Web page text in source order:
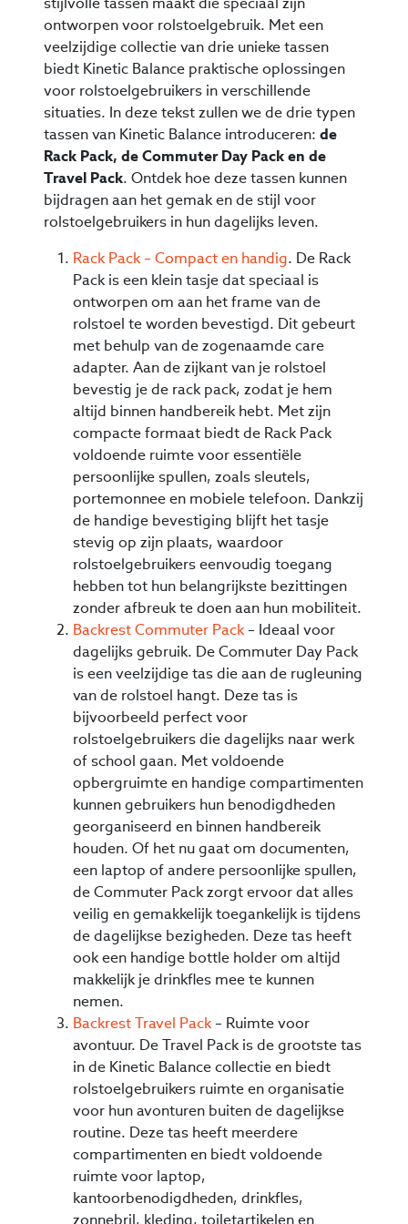
ontworpen voor rolstoelgebruik. Met een
veelzijdige collectie van drie unieke tassen
biedt Kinetic Balance praktische oplossingen
voor rolstoelgebruikers in verschillende
situaties. In deze tekst zullen we de drie typen
tassen van Kinetic Balance introduceren: de
Rack Pack, de Commuter Day Pack en de
Travel Pack. Ontdek hoe deze tassen kunnen
bijdragen aan het gemak en de stijl voor
rolstoelgebruikers in hun dagelijks leven.
Rack Pack – Compact en handig. De Rack
Pack is een klein tasje dat speciaal is
ontworpen om aan het frame van de
rolstoel te worden bevestigd. Dit gebeurt
met behulp van de zogenaamde care
adapter. Aan de zijkant van je rolstoel
bevestig je de rack pack, zodat je hem
altijd binnen handbereik hebt. Met zijn
compacte formaat biedt de Rack Pack
voldoende ruimte voor essentiële
persoonlijke spullen, zoals sleutels,
portemonnee en mobiele telefoon. Dankzij
de handige bevestiging blijft het tasje
stevig op zijn plaats, waardoor
rolstoelgebruikers eenvoudig toegang
hebben tot hun belangrijkste bezittingen
zonder afbreuk te doen aan hun mobiliteit.
Backrest Commuter Pack– Ideaal voor
dagelijks gebruik. De Commuter Day Pack
is een veelzijdige tas die aan de rugleuning
van de rolstoel hangt. Deze tas is
bijvoorbeeld perfect voor
rolstoelgebruikers die dagelijks naar werk
of school gaan. Met voldoende
opbergruimte en handige compartimenten
kunnen gebruikers hun benodigdheden
georganiseerd en binnen handbereik
houden. Of het nu gaat om documenten,
een laptop of andere persoonlijke spullen,
de Commuter Pack zorgt ervoor dat alles
veilig en gemakkelijk toegankelijk is tijdens
de dagelijkse bezigheden. Deze tas heeft
ook een handige bottle holder om altijd
makkelijk je drinkfles mee te kunnen
nemen.
Backrest Travel Pack– Ruimte voor
avontuur. De Travel Pack is de grootste tas
in de Kinetic Balance collectie en biedt
rolstoelgebruikers ruimte en organisatie
voor hun avonturen buiten de dagelijkse
routine. Deze tas heeft meerdere
compartimenten en biedt voldoende
ruimte voor laptop,
kantoorbenodigdheden, drinkfles,
zonnebril, kleding, toiletartikelen en